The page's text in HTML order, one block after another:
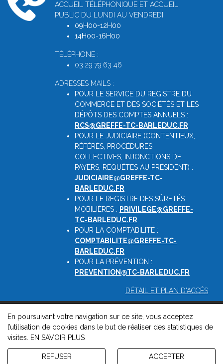
ACCUEIL TÉLÉPHONIQUE ET ACCUEIL
PUBLIC DU LUNDI AU VENDREDI :
09H00-12H00
14H00-16H00
TÉLÉPHONE :
03 29 79 63 46
ADRESSES MAILS :
POUR LE SERVICE DU REGISTRE DU
COMMERCE ET DES SOCIÉTÉS ET LES
DÉPÔTS DES COMPTES ANNUELS :
RCS@GREFFE-TC-BARLEDUC.FR
POUR LE JUDICIAIRE (CONTENTIEUX,
RÉFÉRÉS, PROCÉDURES
COLLECTIVES, INJONCTIONS DE
PAYERS, REQUÊTES AU PRÉSIDENT) :
JUDICIAIRE@GREFFE-TC-
BARLEDUC.FR
POUR LE REGISTRE DES SÛRETÉS
MOBILIÈRES : PRIVILEGE@GREFFE-
TC-BARLEDUC.FR
POUR LA COMPTABILITÉ :
COMPTABILITE@GREFFE-TC-
BARLEDUC.FR
POUR LA PRÉVENTION :
PREVENTION@TC-BARLEDUC.FR
DÉTAIL ET PLAN D'ACCÈS
© 2026, Greffe du Tribunal de Commerce de Barleduc -
Mentions légales-Contact -Gestion des cookies-Politique de
confidentialité et de cookies
Version : 1.8.1
En poursuivant votre navigation sur ce site, vous acceptez
l’utilisation de cookies dans le but de réaliser des statistiques de
visites.
EN SAVOIR PLUS
REFUSER ACCEPTER